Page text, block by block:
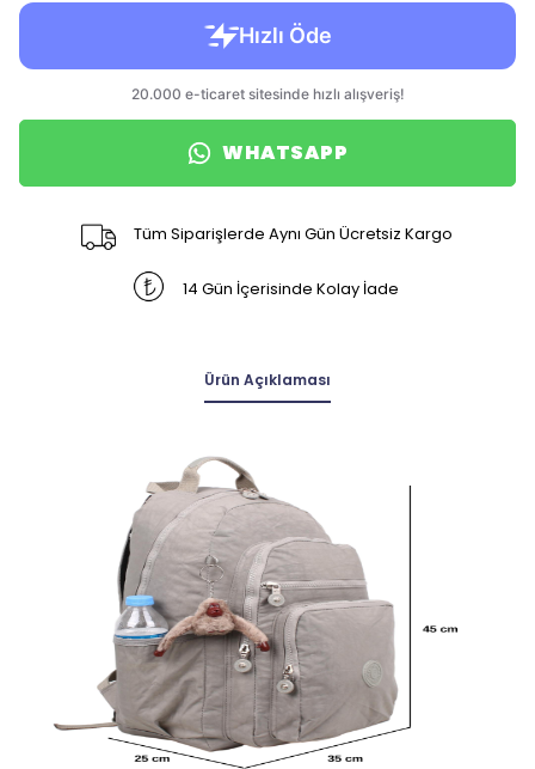
WHATSAPP
Tüm Siparişlerde Aynı Gün Ücretsiz Kargo
14 Gün İçerisinde Kolay İade
Ürün Açıklaması